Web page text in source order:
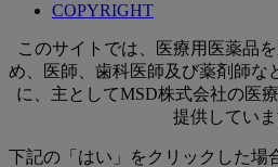
COPYRIGHT
このサイトでは、医療用医薬品
め、医師、歯科医師及び薬剤師な
に、主としてMSD株式会社の医
提供していま
下記の「はい」をクリックした場